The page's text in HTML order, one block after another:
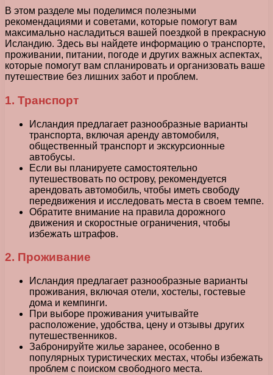
В этом разделе мы поделимся полезными
рекомендациями и советами, которые помогут вам
максимально насладиться вашей поездкой в прекрасную
Исландию. Здесь вы найдете информацию о транспорте,
проживании, питании, погоде и других важных аспектах,
которые помогут вам спланировать и организовать ваше
путешествие без лишних забот и проблем.
1. Транспорт
Исландия предлагает разнообразные варианты
транспорта, включая аренду автомобиля,
общественный транспорт и экскурсионные
автобусы.
Если вы планируете самостоятельно
путешествовать по острову, рекомендуется
арендовать автомобиль, чтобы иметь свободу
передвижения и исследовать места в своем темпе.
Обратите внимание на правила дорожного
движения и скоростные ограничения, чтобы
избежать штрафов.
2. Проживание
Исландия предлагает разнообразные варианты
проживания, включая отели, хостелы, гостевые
дома и кемпинги.
При выборе проживания учитывайте
расположение, удобства, цену и отзывы других
путешественников.
Забронируйте жилье заранее, особенно в
популярных туристических местах, чтобы избежать
проблем с поиском свободного места.